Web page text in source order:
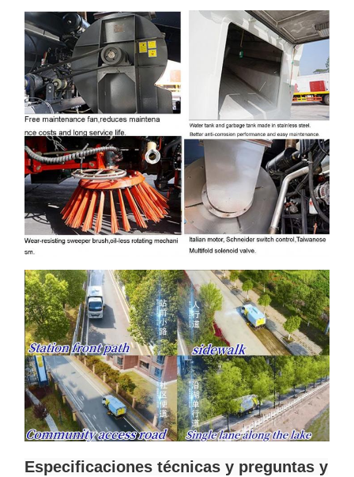
Especificaciones técnicas y preguntas y